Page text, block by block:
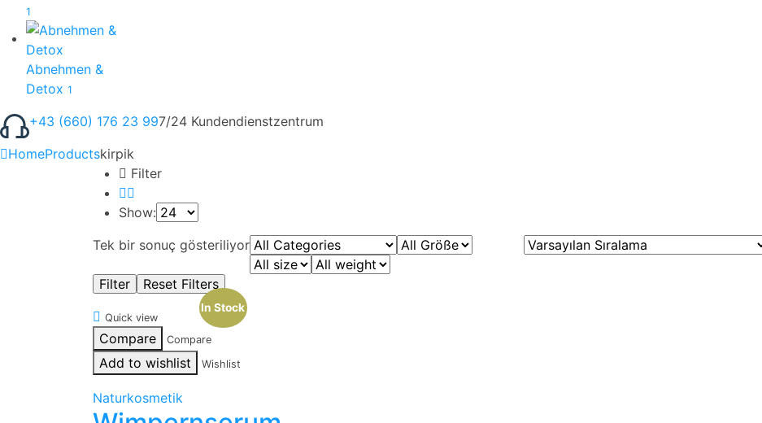
1
Abnehmen &
Detox 1
+43 (660) 176 23 997/24 Kundendienstzentrum
HomeProductskirpik
Filter
Show:
Tek bir sonuç gösteriliyor
Quick view
Compare Compare
Add to wishlist Wishlist
In Stock
Naturkosmetik